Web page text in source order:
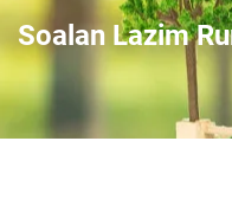
Soalan Lazim